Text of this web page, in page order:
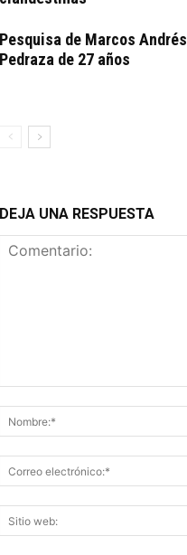
Pesquisa de Marcos Andrés
Pedraza de 27 años
DEJA UNA RESPUESTA